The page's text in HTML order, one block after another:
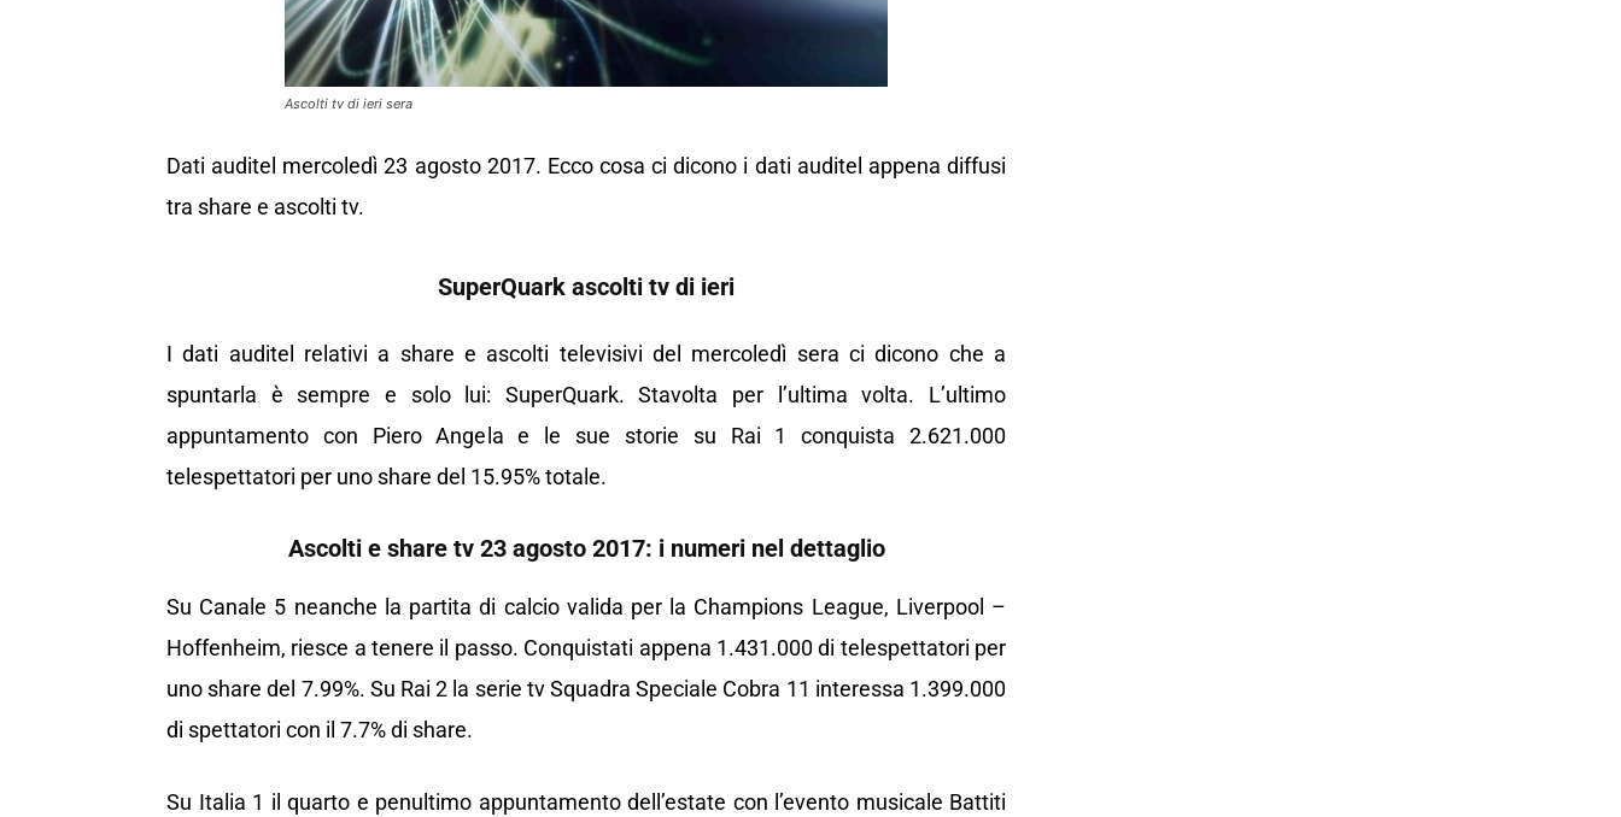
Ascolti tv di ieri sera
Dati auditel mercoledì 23 agosto 2017. Ecco cosa ci dicono i dati auditel appena diffusi
tra share e ascolti tv.
SuperQuark ascolti tv di ieri
I dati auditel relativi a share e ascolti televisivi del mercoledì sera ci dicono che a
spuntarla è sempre e solo lui: SuperQuark. Stavolta per l’ultima volta. L’ultimo
appuntamento con Piero Angela e le sue storie su Rai 1 conquista 2.621.000
telespettatori per uno share del 15.95% totale.
Ascolti e share tv 23 agosto 2017: i numeri nel dettaglio
Su Canale 5 neanche la partita di calcio valida per la Champions League, Liverpool –
Hoffenheim, riesce a tenere il passo. Conquistati appena 1.431.000 di telespettatori per
uno share del 7.99%. Su Rai 2 la serie tv Squadra Speciale Cobra 11 interessa 1.399.000
di spettatori con il 7.7% di share.
Su Italia 1 il quarto e penultimo appuntamento dell’estate con l’evento musicale Battiti